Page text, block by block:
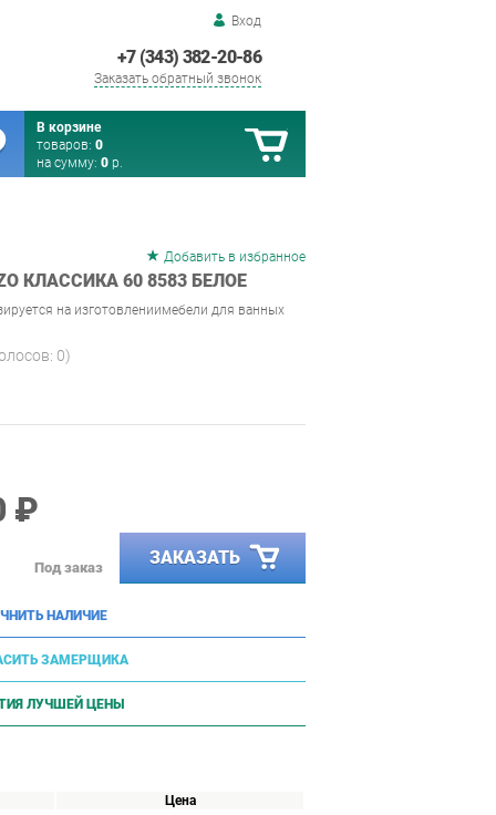
Вход
+7 (343) 382-20-86
Заказать обратный звонок
В корзине
товаров: 0
на сумму: 0 р.
Добавить в избранное
КЛАССИКА 60 8583 БЕЛОЕ
на изготовлениимебели для ванных
0)
₽
Под заказ ЗАКАЗАТЬ
НАЛИЧИЕ
ЗАМЕРЩИКА
ЛУЧШЕЙ ЦЕНЫ
Цена